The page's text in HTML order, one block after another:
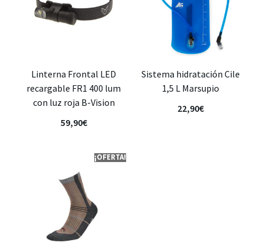
Linterna Frontal LED
recargable FR1 400 lum
con luz roja B-Vision
59,90€
Sistema hidratación Cile
1,5 L Marsupio
22,90€
¡OFERTA!